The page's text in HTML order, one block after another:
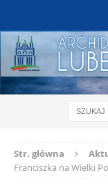
Str. główna
Franciszka na Wielki